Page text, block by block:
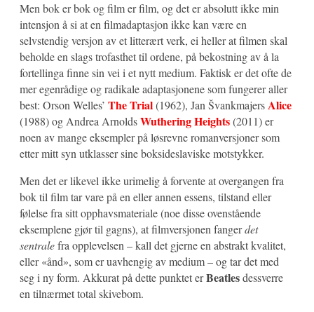
Men bok er bok og film er film, og det er absolutt ikke min
intensjon å si at en filmadaptasjon ikke kan være en
selvstendig versjon av et litterært verk, ei heller at filmen skal
beholde en slags trofasthet til ordene, på bekostning av å la
fortellinga finne sin vei i et nytt medium. Faktisk er det ofte de
mer egenrådige og radikale adaptasjonene som fungerer aller
best: Orson Welles’ The Trial(1962), Jan ŠvankmajersAlice
(1988) og Andrea ArnoldsWuthering Heights(2011) er
noen av mange eksempler på løsrevne romanversjoner som
etter mitt syn utklasser sine boksideslaviske motstykker.
Men det er likevel ikke urimelig å forvente at overgangen fra
bok til film tar vare på en eller annen essens, tilstand eller
følelse fra sitt opphavsmateriale (noe disse ovenstående
eksemplene gjør til gagns), at filmversjonen fangerdet
sentralefra opplevelsen – kall det gjerne en abstrakt kvalitet,
eller «ånd», som er uavhengig av medium – og tar det med
seg i ny form. Akkurat på dette punktet erBeatlesdessverre
en tilnærmet total skivebom.